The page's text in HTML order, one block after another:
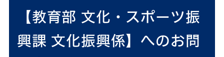
【教育部 文化・スポーツ振
興課 文化振興係】へのお問